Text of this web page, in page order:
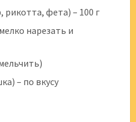
фета) – 100 г
нарезать и
– по вкусу